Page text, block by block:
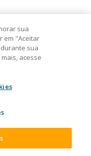
of contents
que muda
e
sua
em "Aceitar
sua
acesse